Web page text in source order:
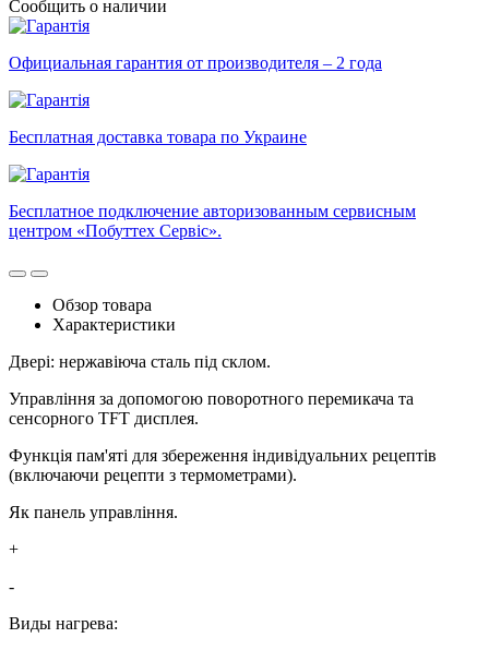
Сообщить о наличии
Официальная гарантия от производителя – 2 года
Бесплатная доставка товара по Украине
Бесплатное подключение авторизованным сервисным
центром «Побуттех Сервіс».
Обзор товара
Характеристики
Двері: нержавіюча сталь під склом.
Управління за допомогою поворотного перемикача та
сенсорного TFT дисплея.
Функція пам'яті для збереження індивідуальних рецептів
(включаючи рецепти з термометрами).
Як панель управління.
+
-
Виды нагрева: